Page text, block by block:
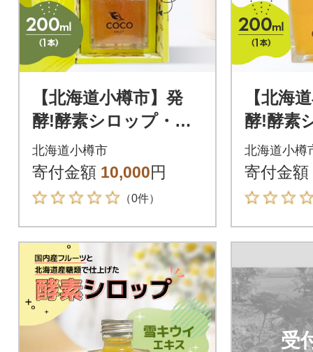
【北海道小樽市】発
酵!酵素シロップ・雪
りんごエキス 200ml
北海道小樽市
寄付金額 10,000円
（0件）
【北海
酵!酵素
メロン
北海道小樽
寄付金額
受